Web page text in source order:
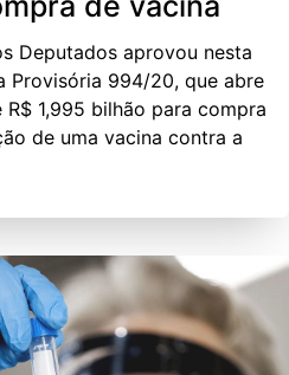
Deputados aprovou nesta
Provisória 994/20, que abre
1,995 bilhão para compra
de uma vacina contra a